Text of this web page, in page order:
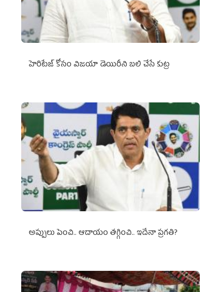
హెరిటేజ్ కోసం విజయా డెయిరీని బలి చేసే కుట్ర‌
అప్పులు పెంచి.. ఆదాయం తగ్గించి.. ఇదేనా ప్రగతి?